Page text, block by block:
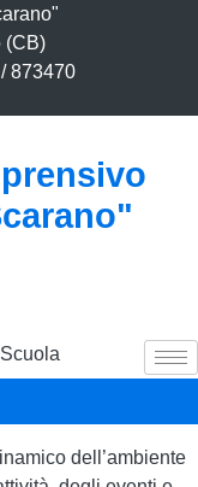
(CB)
873470
dell’ambiente